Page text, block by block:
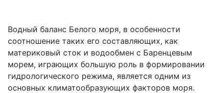
Водный баланс Белого моря, в особенности
соотношение таких его составляющих, как
материковый сток и водообмен с Баренцевым
морем, играющих большую роль в формировании
гидрологического режима, является одним из
основных климатообразующих факторов моря.